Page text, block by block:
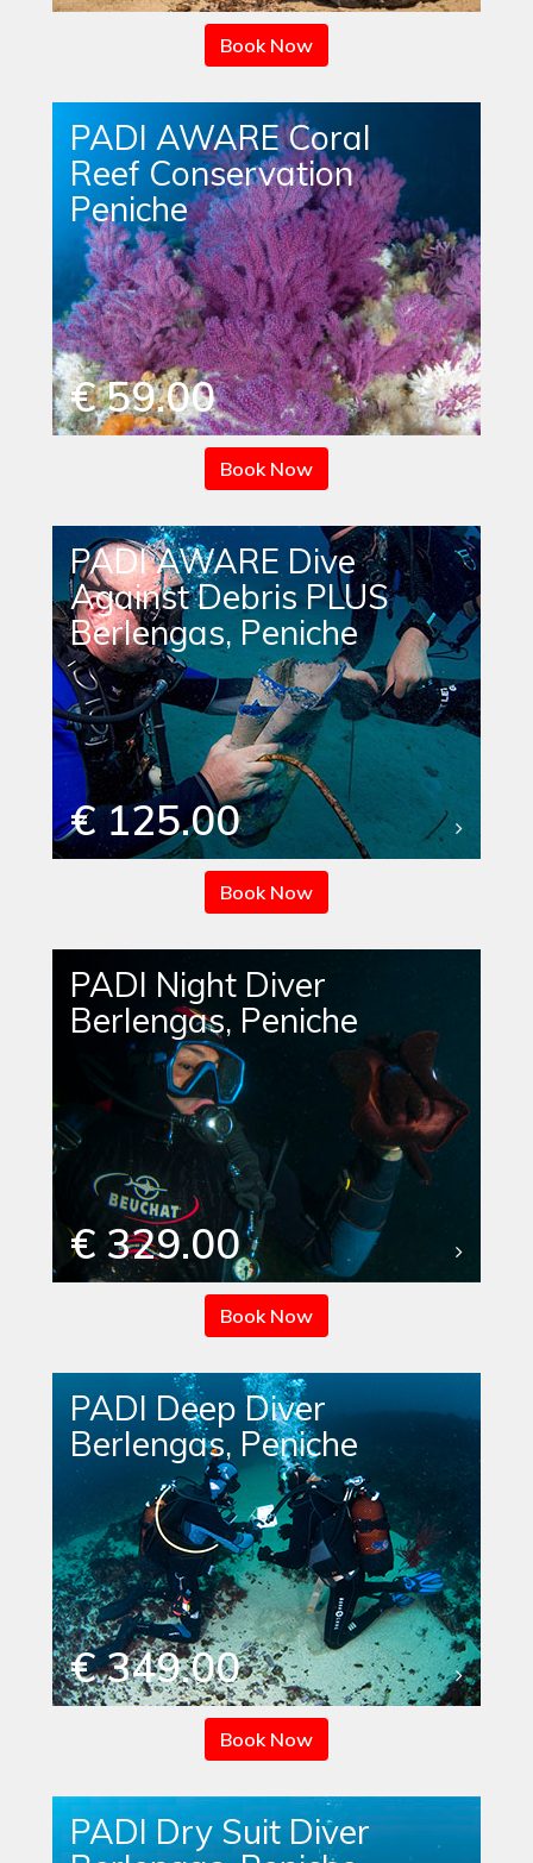
Book Now
PADI AWARE Coral
Reef Conservation
Peniche
€ 59.00
Book Now
PADI AWARE Dive
Against Debris PLUS
Berlengas, Peniche
€ 125.00
Book Now
PADI Night Diver
Berlengas, Peniche
€ 329.00
Book Now
PADI Deep Diver
Berlengas, Peniche
€ 349.00
Book Now
PADI Dry Suit Diver